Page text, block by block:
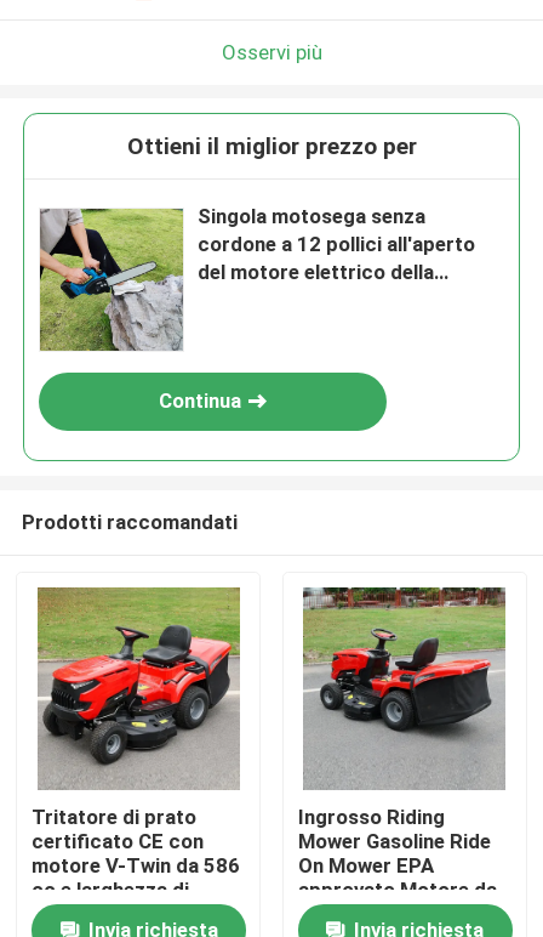
Invia
Casa.
Prodotti
Video
Osservi più
Ottieni il miglior prezzo per
Singola motosega senza
cordone a 12 pollici all'aperto
del motore elettrico della
Continua
Prodotti raccomandati
Tritatore di prato
certificato CE con
motore V-Twin da 586
cc e larghezza di
taglio di 40,2 pollici
Invia richiesta
Ingrosso Riding
Mower Gasoline Ride
On Mower EPA
approvato Motore da
420cc 38" Larghezza
Invia richiesta